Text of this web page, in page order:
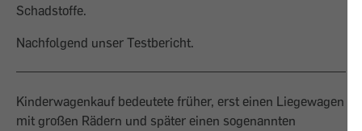
Schadstoffe.
Nachfolgend unser Testbericht.
Kinderwagenkauf bedeutete früher, erst einen Liegewagen
mit großen Rädern und später einen sogenannten